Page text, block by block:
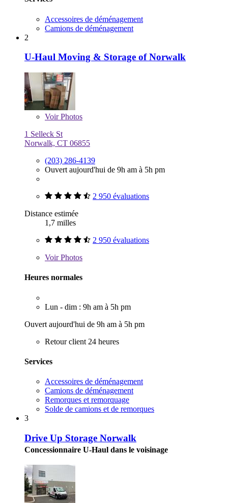
Accessoires de déménagement
Camions de déménagement
2
U-Haul Moving & Storage of Norwalk
VoirPhotos
1 Selleck St
Norwalk, CT 06855
(203) 286-4139
Ouvert aujourd'hui de 9h am à 5h pm
2 950 évaluations
Distance estimée
1,7 milles
2 950 évaluations
VoirPhotos
Heures normales
Lun - dim : 9h am à 5h pm
Ouvert aujourd'hui de 9h am à 5h pm
Retour client 24 heures
Services
Accessoires de déménagement
Camions de déménagement
Remorques et remorquage
Solde de camions et de remorques
3
Drive Up Storage Norwalk
Concessionnaire U-Haul dans le voisinage